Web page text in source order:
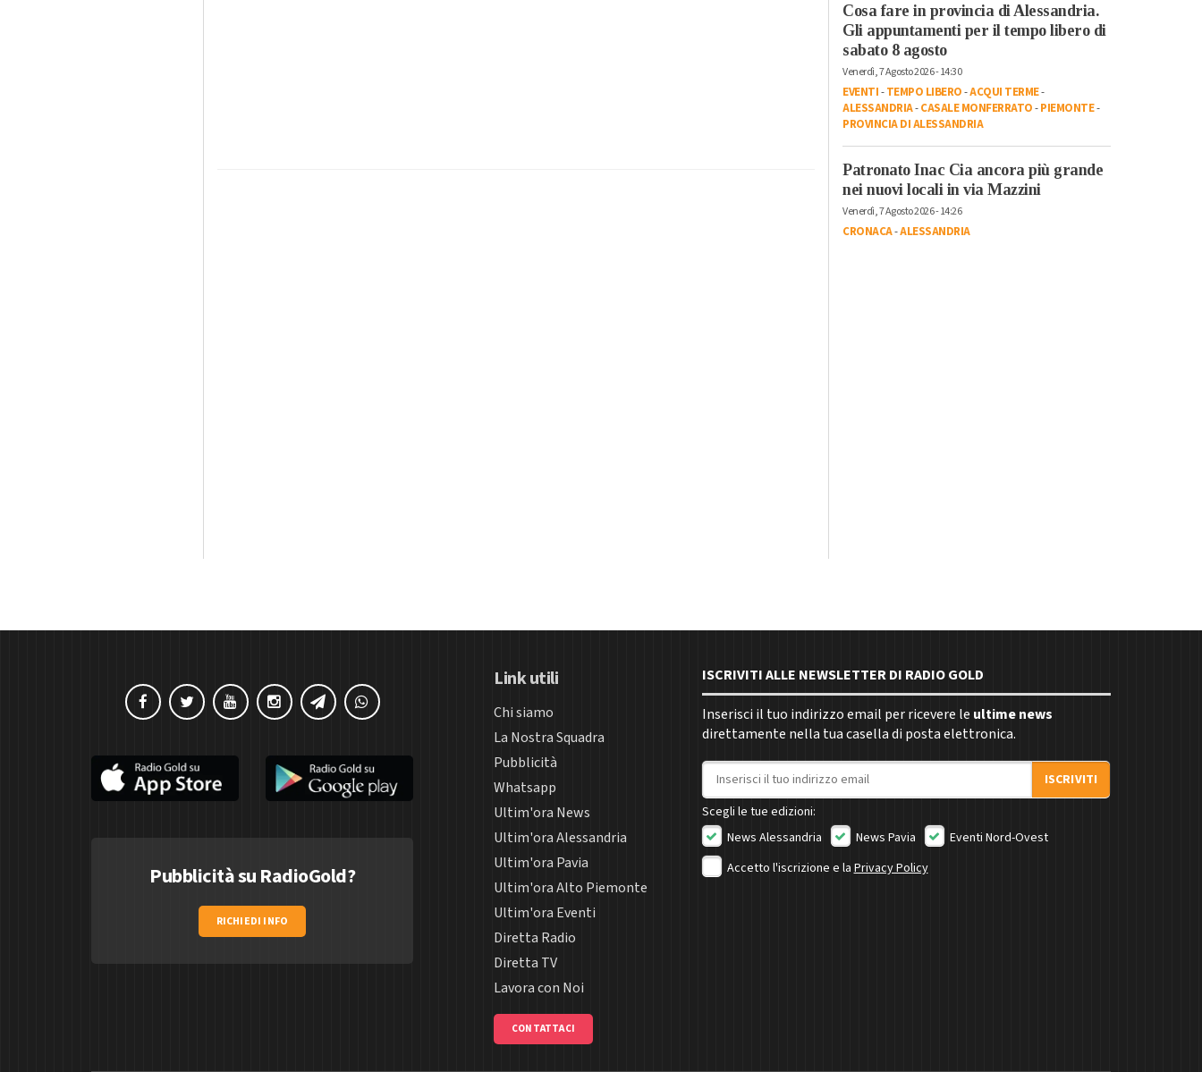
Cosa fare in provincia di Alessandria.
Gli appuntamenti per il tempo libero di
sabato 8 agosto
Venerdì, 7 Agosto 2026 - 14:30
EVENTI-TEMPO LIBERO-ACQUI TERME-
ALESSANDRIA-CASALE MONFERRATO-PIEMONTE-
PROVINCIA DI ALESSANDRIA
Patronato Inac Cia ancora più grande
nei nuovi locali in via Mazzini
Venerdì, 7 Agosto 2026 - 14:26
CRONACA-ALESSANDRIA
Pubblicità su RadioGold?
RICHIEDI INFO
Link utili
Chi siamo
La Nostra Squadra
Pubblicità
Whatsapp
Ultim'ora News
Ultim'ora Alessandria
Ultim'ora Pavia
Ultim'ora Alto Piemonte
Ultim'ora Eventi
Diretta Radio
Diretta TV
Lavora con Noi
CONTATTACI
ISCRIVITI ALLE NEWSLETTER DI RADIO GOLD
Inserisci il tuo indirizzo email per ricevere le ultime news
direttamente nella tua casella di posta elettronica.
Indirizzo email
ISCRIVITI
Scegli le tue edizioni:
News Alessandria
News Pavia
Eventi Nord-Ovest
Accetto l'iscrizione e la Privacy Policy